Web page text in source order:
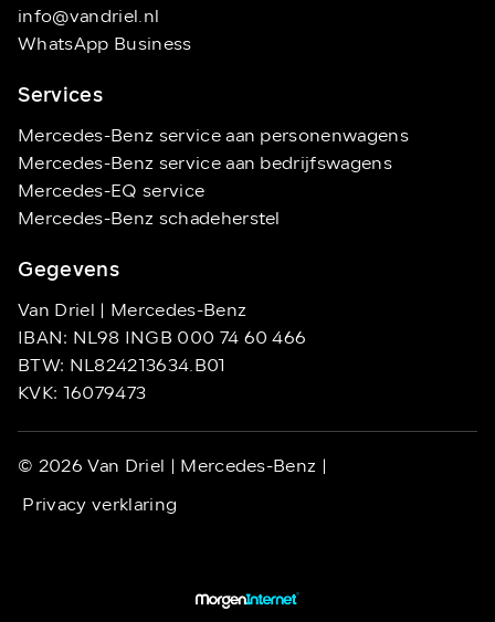
info@vandriel.nl
WhatsApp Business
Services
Mercedes-Benz service aan personenwagens
Mercedes-Benz service aan bedrijfswagens
Mercedes-EQ service
Mercedes-Benz schadeherstel
Gegevens
Van Driel | Mercedes-Benz
IBAN: NL98 INGB 000 74 60 466
BTW: NL824213634.B01
KVK: 16079473
© 2026 Van Driel | Mercedes-Benz |
Privacy verklaring